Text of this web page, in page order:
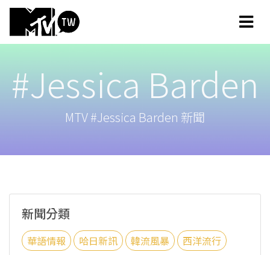
#Jessica Barden
MTV #Jessica Barden 新聞
新聞分類
華語情報 哈日新訊 韓流風暴 西洋流行